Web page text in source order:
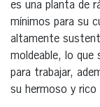
es una planta de
mínimos para su
altamente
moldeable, lo que
para trabajar,
su hermoso y rico